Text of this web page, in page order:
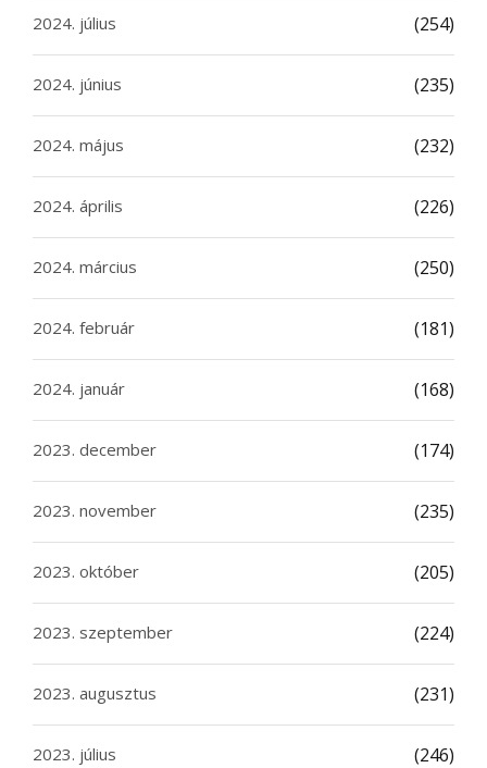
2024. július (254)
2024. június (235)
2024. május (232)
2024. április (226)
2024. március (250)
2024. február (181)
2024. január (168)
2023. december (174)
2023. november (235)
2023. október (205)
2023. szeptember (224)
2023. augusztus (231)
2023. július (246)